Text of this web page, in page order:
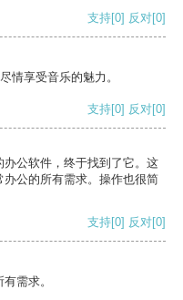
支持[0] 反对[0]
情享受音乐的魅力。
支持[0] 反对[0]
公软件，终于找到了它。这
公的所有需求。操作也很简
支持[0] 反对[0]
需求。